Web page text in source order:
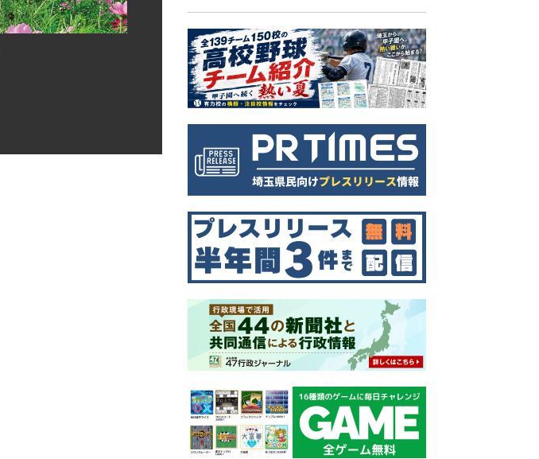
鶴ケ島市上新田の周辺（国土地理院HPより）